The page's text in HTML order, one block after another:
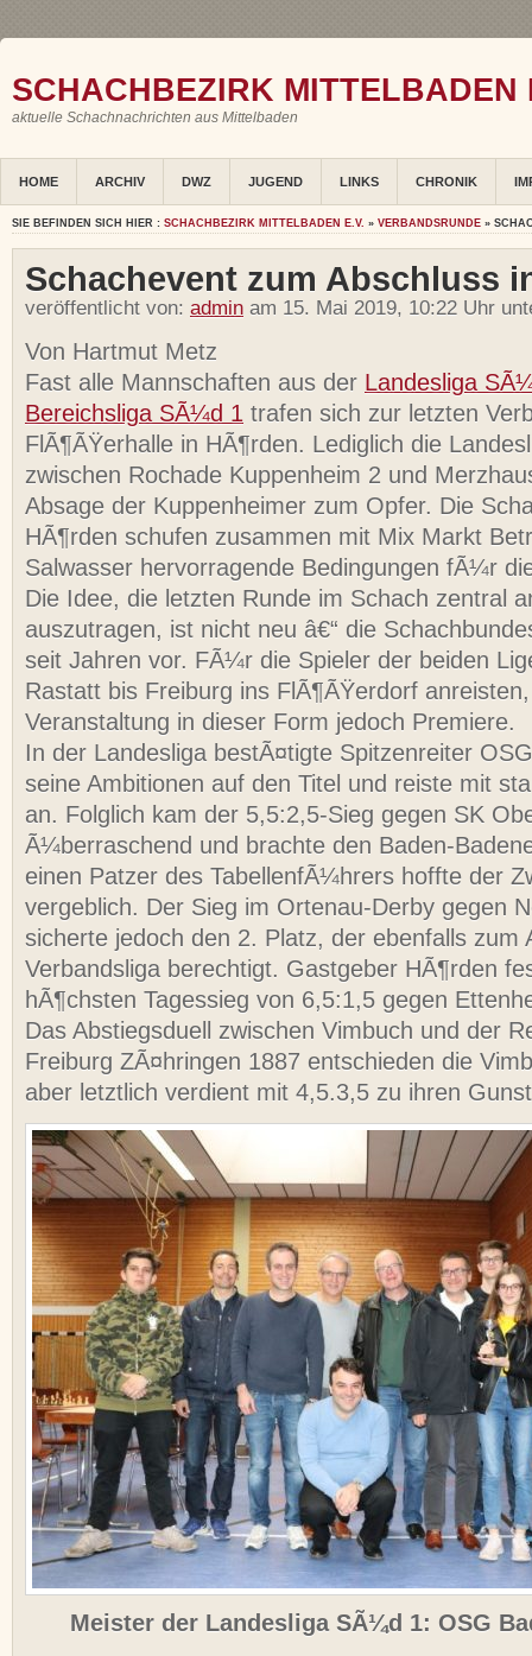
SCHACHBEZIRK MITTELBADEN
aktuelle Schachnachrichten aus Mittelbaden
HOME ARCHIV DWZ JUGEND LINKS CHRONIK
SIE BEFINDEN SICH HIER : SCHACHBEZIRK MITTELBADEN E.V. » VERBANDSRUNDE »
Schachevent zum Abschluss
veröffentlicht von: admin am 15. Mai 2019, 10:22 Uhr
Von Hartmut Metz
Fast alle Mannschaften aus der Landesliga
Bereichsliga SÃ¼d 1 trafen sich zur letzten
FlÃ¶ÃŸerhalle in HÃ¶rden. Lediglich die
zwischen Rochade Kuppenheim 2 und
Absage der Kuppenheimer zum Opfer. Die
HÃ¶rden schufen zusammen mit Mix Markt
Salwasser hervorragende Bedingungen fÃ¼r
Die Idee, die letzten Runde im Schach zentral
auszutragen, ist nicht neu â€“ die
seit Jahren vor. FÃ¼r die Spieler der beiden
Rastatt bis Freiburg ins FlÃ¶ÃŸerdorf
Veranstaltung in dieser Form jedoch Premiere.
In der Landesliga bestÃ¤tigte Spitzenreiter
seine Ambitionen auf den Titel und reiste mit
an. Folglich kam der 5,5:2,5-Sieg gegen SK
Ã¼berraschend und brachte den Baden-
einen Patzer des TabellenfÃ¼hrers hoffte der
vergeblich. Der Sieg im Ortenau-Derby gegen
sicherte jedoch den 2. Platz, der ebenfalls zum
Verbandsliga berechtigt. Gastgeber HÃ¶rden
hÃ¶chsten Tagessieg von 6,5:1,5 gegen
Das Abstiegsduell zwischen Vimbuch und der
Freiburg ZÃ¤hringen 1887 entschieden die
aber letztlich verdient mit 4,5.3,5 zu ihren
Meister der Landesliga SÃ¼d 1: OSG